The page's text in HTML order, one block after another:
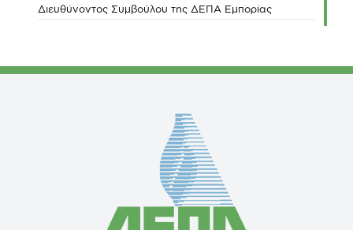
Διευθύνοντος Συμβούλου της ΔΕΠΑ Εμπορίας